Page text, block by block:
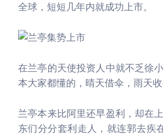
全球，短短几年内就成功上市。
在兰亭的天使投资人中就不乏徐
本大家都懂的，晴天借伞，雨天收
兰亭本来比阿里还早盈利，却在
东们分分套利走人，就连郭去疾